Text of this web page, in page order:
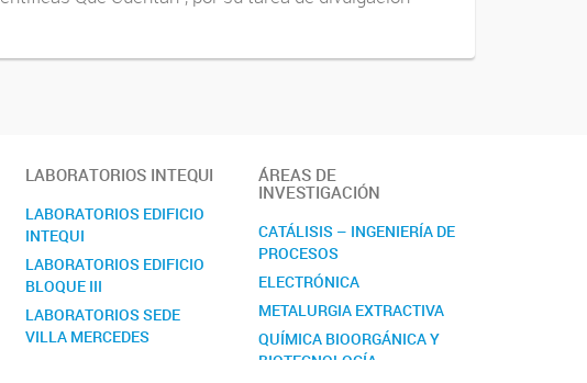
LABORATORIOS INTEQUI
LABORATORIOS EDIFICIO
INTEQUI
LABORATORIOS EDIFICIO
BLOQUE III
LABORATORIOS SEDE
VILLA MERCEDES
ÁREAS DE
INVESTIGACIÓN
CATÁLISIS – INGENIERÍA DE
PROCESOS
ELECTRÓNICA
METALURGIA EXTRACTIVA
QUÍMICA BIOORGÁNICA Y
BIOTECNOLOGÍA